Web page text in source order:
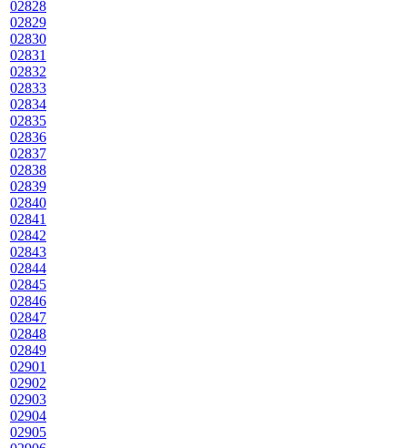
02828
02829
02830
02831
02832
02833
02834
02835
02836
02837
02838
02839
02840
02841
02842
02843
02844
02845
02846
02847
02848
02849
02901
02902
02903
02904
02905